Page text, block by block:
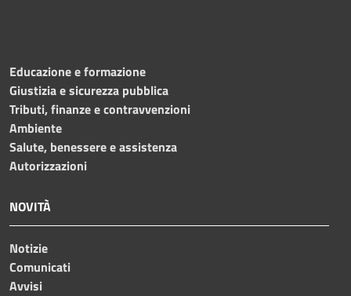
Educazione e formazione
Giustizia e sicurezza pubblica
Tributi, finanze e contravvenzioni
Ambiente
Salute, benessere e assistenza
Autorizzazioni
NOVITÀ
Notizie
Comunicati
Avvisi